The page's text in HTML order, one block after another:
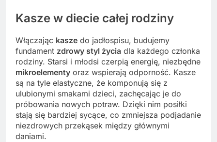
Kasze w diecie całej rodziny
Włączając kasze do jadłospisu, budujemy
fundament zdrowy styl życia dla każdego członka
rodziny. Starsi i młodsi czerpią energię, niezbędne
mikroelementy oraz wspierają odporność. Kasze
są na tyle elastyczne, że komponują się z
ulubionymi smakami dzieci, zachęcając je do
próbowania nowych potraw. Dzięki nim posiłki
stają się bardziej sycące, co zmniejsza podjadanie
niezdrowych przekąsek między głównymi
daniami.